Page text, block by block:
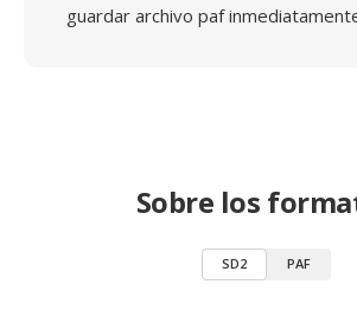
guardar archivo paf
Sobre los
SD2 PAF